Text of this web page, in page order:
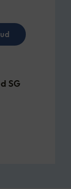
SG